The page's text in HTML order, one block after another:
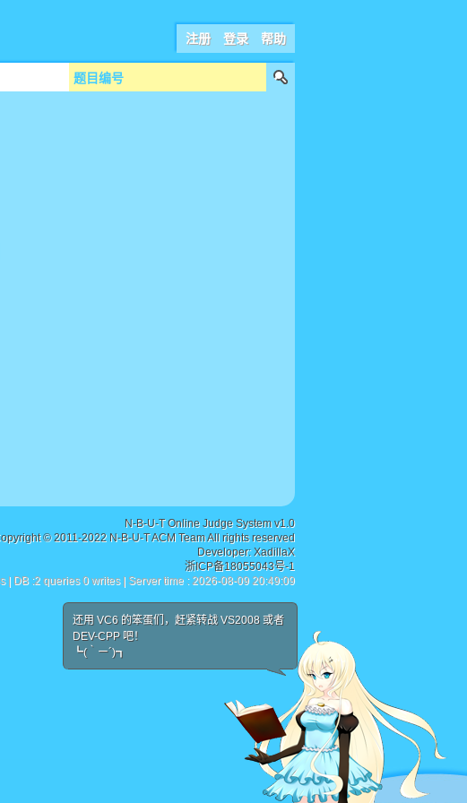
注册 登录 帮助
N-B-U-T Online Judge System v1.0
© 2011-2022 N-B-U-T ACM Team All rights reserved
Developer:XadillaX
浙ICP备18055043号-1
| DB :2 queries 0 writes | Server time : 2026-08-09 20:49:09
还用 VC6 的笨蛋们，赶紧转战 VS2008 或者
DEV-CPP 吧！
┗(｀ー´)┓